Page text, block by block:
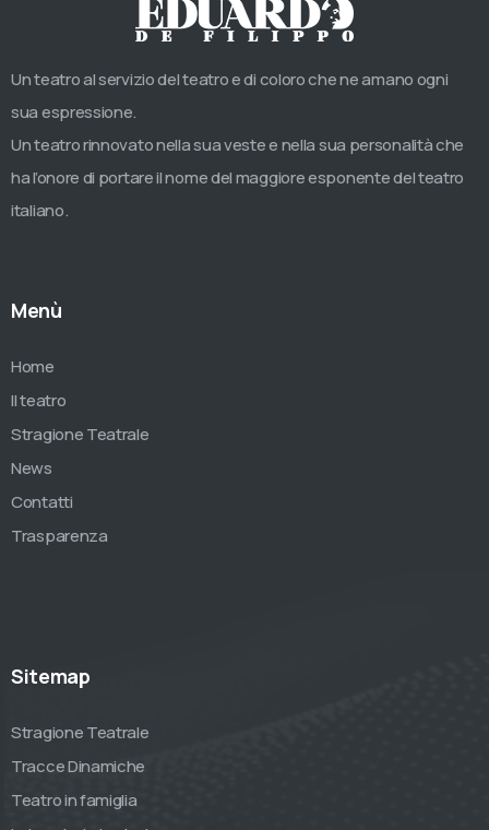
Un teatro al servizio del teatro e di coloro che ne amano ogni
sua espressione.
Un teatro rinnovato nella sua veste e nella sua personalità che
ha l’onore di portare il nome del maggiore esponente del teatro
italiano.
Menù
Home
Il teatro
Stragione Teatrale
News
Contatti
Trasparenza
Sitemap
Stragione Teatrale
Tracce Dinamiche
Teatro in famiglia